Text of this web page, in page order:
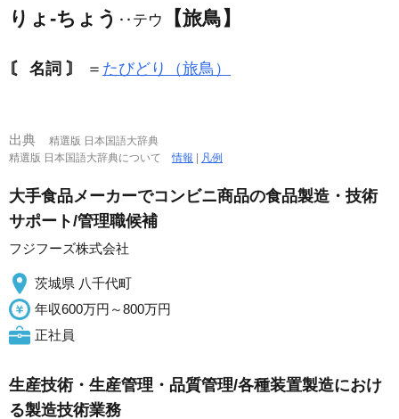
りょ‐ちょう ‥テウ 【旅鳥】
〘 名詞 〙 ＝ たびどり（旅鳥）
出典
精選版 日本国語大辞典
精選版 日本国語大辞典について情報 | 凡例
大手食品メーカーでコンビニ商品の食品製造・技術
サポート/管理職候補
フジフーズ株式会社
茨城県 八千代町
年収600万円～800万円
正社員
生産技術・生産管理・品質管理/各種装置製造におけ
る製造技術業務